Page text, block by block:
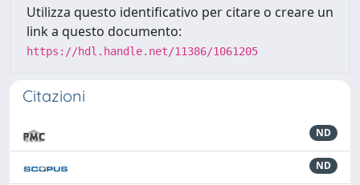
Utilizza questo identificativo per citare o creare un
link a questo documento:
https://hdl.handle.net/11386/1061205
Citazioni
ND
ND